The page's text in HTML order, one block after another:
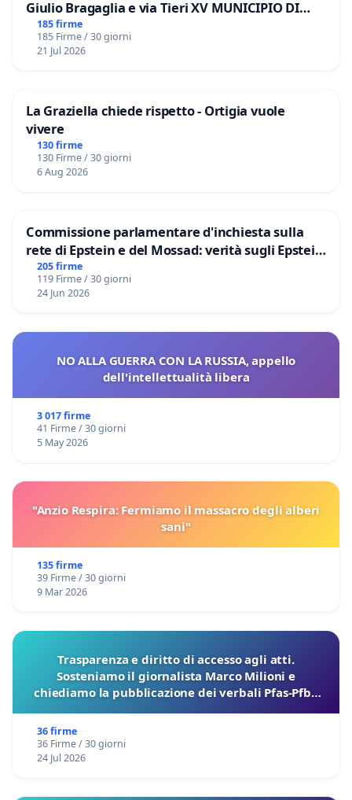
Giulio Bragaglia e via Tieri XV MUNICIPIO DI
ROMA
185 firme
185 Firme / 30 giorni
21 Jul 2026
La Graziella chiede rispetto - Ortigia vuole
vivere
130 firme
130 Firme / 30 giorni
6 Aug 2026
Commissione parlamentare d'inchiesta sulla
rete di Epstein e del Mossad: verità sugli Epstein
Files
205 firme
119 Firme / 30 giorni
24 Jun 2026
NO ALLA GUERRA CON LA RUSSIA, appello
dell'intellettualità libera
3 017 firme
41 Firme / 30 giorni
5 May 2026
"Anzio Respira: Fermiamo il massacro degli alberi
sani"
135 firme
39 Firme / 30 giorni
9 Mar 2026
Trasparenza e diritto di accesso agli atti.
Sosteniamo il giornalista Marco Milioni e
chiediamo la pubblicazione dei verbali Pfas-Pfba
36 firme
36 Firme / 30 giorni
24 Jul 2026